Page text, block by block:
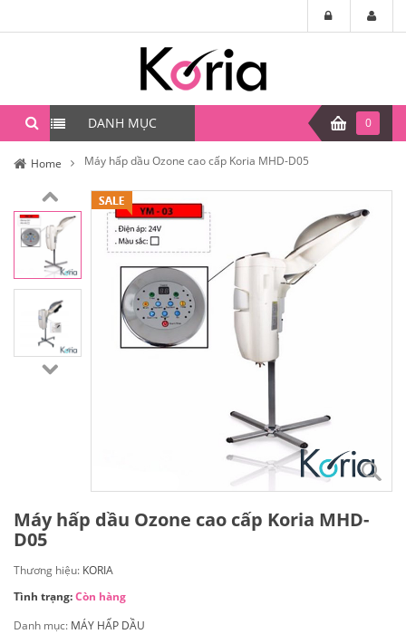
DANH MỤC 0
Home Máy hấp dầu Ozone cao cấp Koria MHD-D05
Máy hấp dầu Ozone cao cấp Koria MHD-
D05
Thương hiệu: KORIA
Tình trạng:Còn hàng
Danh mục: MÁY HẤP DẦU